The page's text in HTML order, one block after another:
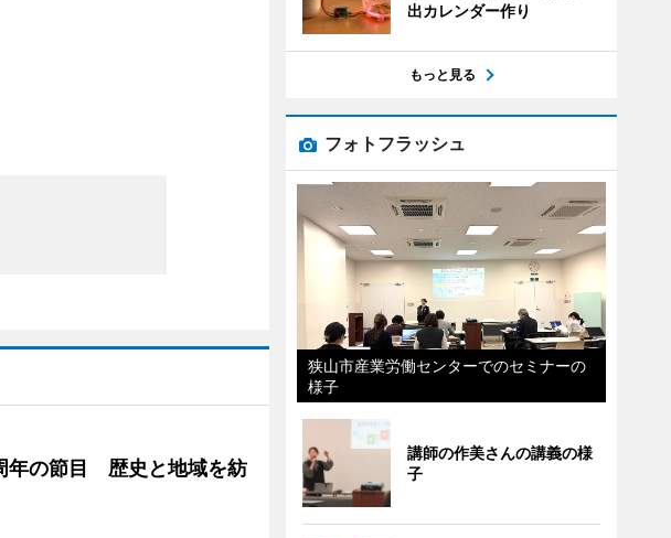
年の節目 歴史と地域を紡
出カレンダー作り
もっと見る
フォトフラッシュ
狭山市産業労働センターでのセミナーの
様子
講師の作美さんの講義の様
子